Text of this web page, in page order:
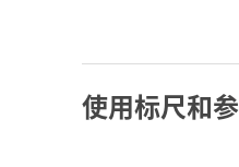
使用标尺和